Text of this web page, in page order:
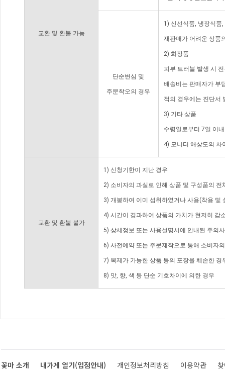
교환 및 환불 가능
단순변심 및
주문착오의 경우
1) 신선식품, 냉장식품
재판매가 어려운 상품
2) 화장품
피부 트러블 발생 시
배송비는 판매자가 부
적의 경우에는 진단서
3) 기타 상품
수령일로부터 7일 이
4) 모니터 해상도의 차
교환 및 환불 불가
1) 신청기한이 지난 경우
2) 소비자의 과실로 인해 상품 및 구성품의
3) 개봉하여 이미 섭취하였거나 사용(착용 및
4) 시간이 경과하여 상품의 가치가 현저히 감
5) 상세정보 또는 사용설명서에 안내된 주의
6) 사전예약 또는 주문제작으로 통해 소비자
7) 복제가 가능한 상품 등의 포장을 훼손한 경
8) 맛, 향, 색 등 단순 기호차이에 의한 경우
꽃마 소개 내가게 열기(입점안내) 개인정보처리방침 이용약관